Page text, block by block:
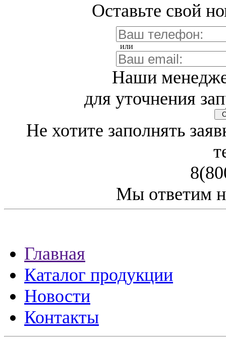
Оставьте свой
или
Наши
для уточнения
Не хотите заполнять
Мы ответим
Главная
Каталог продукции
Новости
Контакты